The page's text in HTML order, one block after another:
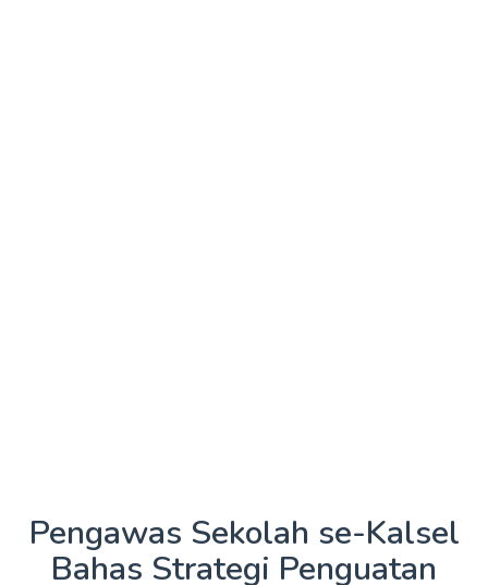
Pengawas Sekolah se-Kalsel
Bahas Strategi Penguatan